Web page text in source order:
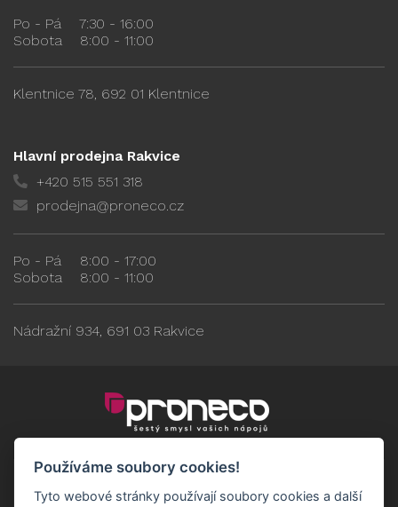
Po - Pá
7:30 - 16:00
Sobota
8:00 - 11:00
Klentnice 78, 692 01 Klentnice
Hlavní prodejna Rakvice
+420 515 551 318
prodejna@proneco.cz
Po - Pá
8:00 - 17:00
Sobota
8:00 - 11:00
Nádražní 934, 691 03 Rakvice
Používáme soubory cookies!
Tyto webové stránky používají soubory cookies a další